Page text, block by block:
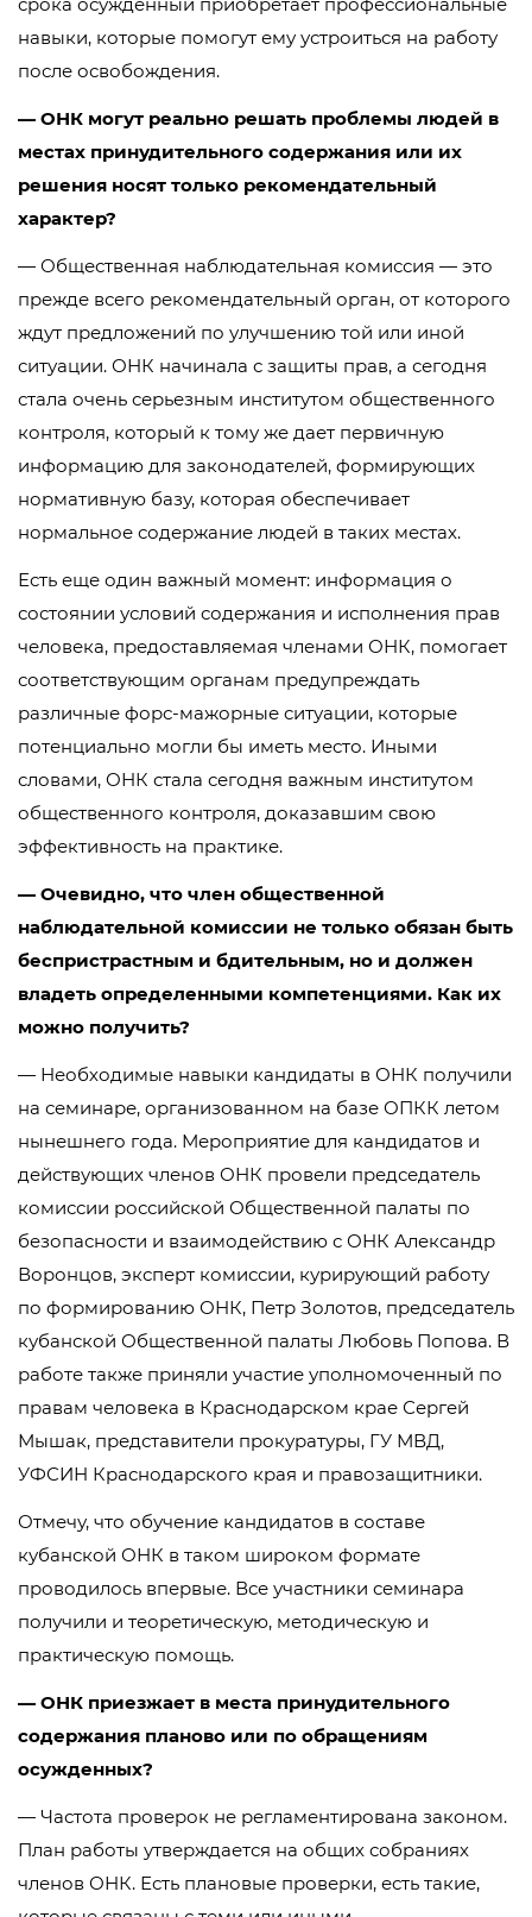
навыки, которые помогут ему устроиться на работу
после освобождения.
— ОНК могут реально решать проблемы людей в
местах принудительного содержания или их
решения носят только рекомендательный
характер?
— Общественная наблюдательная комиссия — это
прежде всего рекомендательный орган, от которого
ждут предложений по улучшению той или иной
ситуации. ОНК начинала с защиты прав, а сегодня
стала очень серьезным институтом общественного
контроля, который к тому же дает первичную
информацию для законодателей, формирующих
нормативную базу, которая обеспечивает
нормальное содержание людей в таких местах.
Есть еще один важный момент: информация о
состоянии условий содержания и исполнения прав
человека, предоставляемая членами ОНК, помогает
соответствующим органам предупреждать
различные форс-мажорные ситуации, которые
потенциально могли бы иметь место. Иными
словами, ОНК стала сегодня важным институтом
общественного контроля, доказавшим свою
эффективность на практике.
— Очевидно, что член общественной
наблюдательной комиссии не только обязан быть
беспристрастным и бдительным, но и должен
владеть определенными компетенциями. Как их
можно получить?
— Необходимые навыки кандидаты в ОНК получили
на семинаре, организованном на базе ОПКК летом
нынешнего года. Мероприятие для кандидатов и
действующих членов ОНК провели председатель
комиссии российской Общественной палаты по
безопасности и взаимодействию с ОНК Александр
Воронцов, эксперт комиссии, курирующий работу
по формированию ОНК, Петр Золотов, председатель
кубанской Общественной палаты Любовь Попова. В
работе также приняли участие уполномоченный по
правам человека в Краснодарском крае Сергей
Мышак, представители прокуратуры, ГУ МВД,
УФСИН Краснодарского края и правозащитники.
Отмечу, что обучение кандидатов в составе
кубанской ОНК в таком широком формате
проводилось впервые. Все участники семинара
получили и теоретическую, методическую и
практическую помощь.
— ОНК приезжает в места принудительного
содержания планово или по обращениям
осужденных?
— Частота проверок не регламентирована законом.
План работы утверждается на общих собраниях
членов ОНК. Есть плановые проверки, есть такие,